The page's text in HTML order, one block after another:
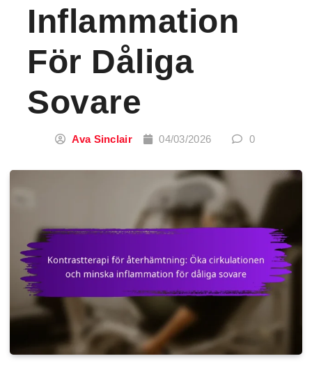
Inflammation
För Dåliga
Sovare
Ava Sinclair 04/03/2026 0